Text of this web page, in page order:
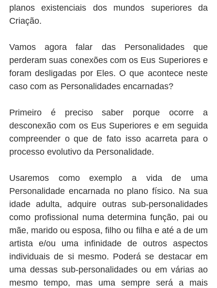
planos existenciais dos mundos superiores da
Criação.
Vamos agora falar das Personalidades que
perderam suas conexões com os Eus Superiores e
foram desligadas por Eles. O que acontece neste
caso com as Personalidades encarnadas?
Primeiro é preciso saber porque ocorre a
desconexão com os Eus Superiores e em seguida
compreender o que de fato isso acarreta para o
processo evolutivo da Personalidade.
Usaremos como exemplo a vida de uma
Personalidade encarnada no plano físico. Na sua
idade adulta, adquire outras sub-personalidades
como profissional numa determina função, pai ou
mãe, marido ou esposa, filho ou filha e até a de um
artista e/ou uma infinidade de outros aspectos
individuais de si mesmo. Poderá se destacar em
uma dessas sub-personalidades ou em várias ao
mesmo tempo, mas uma sempre será a mais